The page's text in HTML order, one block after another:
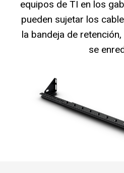
equipos de TI en los
pueden sujetar los
la bandeja de
se